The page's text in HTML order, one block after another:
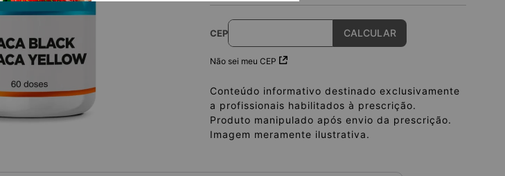
CEP
Não sei meu CEP
Conteúdo informativo destinado exclusivamente
a profissionais habilitados à prescrição.
Produto manipulado após envio da prescrição.
Imagem meramente ilustrativa.